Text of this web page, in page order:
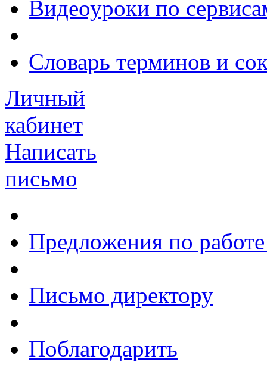
Видеоуроки по
Словарь терминов и
Личный
кабинет
Написать
письмо
Предложения по работе
Письмо директору
Поблагодарить